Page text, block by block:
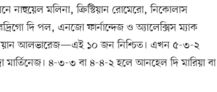
নাহুয়েল মলিনা, ক্রিস্টিয়ান রোমেরো, নিকোলাস
দি পল, এনজো ফার্নান্দেজ ও অ্যালেক্সিস ম্যাক
আলভারেজ—এই ১০ জন নিশ্চিত। এখন ৫-৩-২
৪-৩-৩ বা ৪-৪-২ হলে আনহেল দি মারিয়া বা